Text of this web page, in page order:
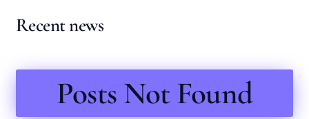
Recent news
Posts Not Found